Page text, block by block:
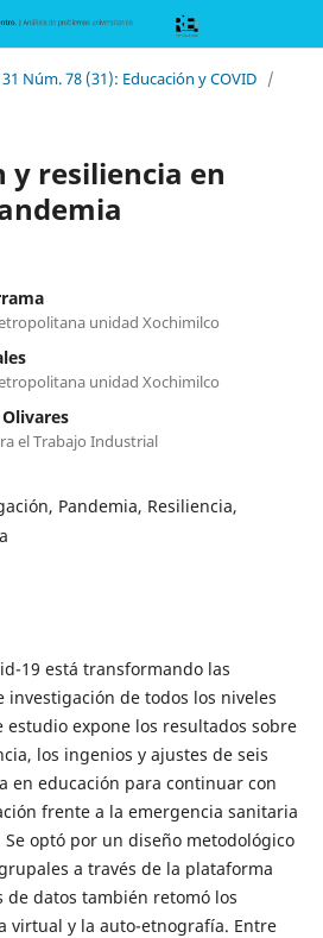
Núm. 78 (31): Educación y COVID /
resiliencia en
unidad Xochimilco
unidad Xochimilco
el Trabajo Industrial
Pandemia, Resiliencia,
19 está transformando las
investigación de todos los niveles
estudio expone los resultados sobre
los ingenios y ajustes de seis
en educación para continuar con
frente a la emergencia sanitaria
optó por un diseño metodológico
a través de la plataforma
de datos también retomó los
virtual y la auto-etnografía. Entre